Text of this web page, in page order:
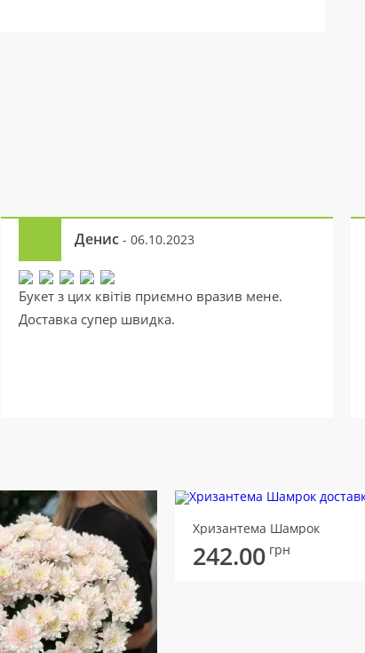
Денис - 06.10.2023
Букет з цих квітів приємно вразив мене.
Доставка супер швидка.
Хризантема Шамрок
242.00 грн